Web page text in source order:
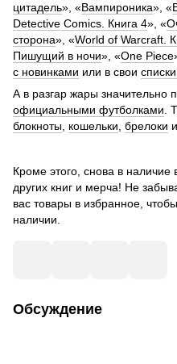
цитадель», «Вампироника», «
Detective Comics. Книга 4», «
сторона», «World of Warcraft.
Пишущий в ночи», «One Piece
с новинками или в свои
А в разгар жары значительно
официальными футболками.
блокноты, кошельки, брелоки и
Кроме этого, снова в наличие
других книг и мерча! Не
вас товары в избранное,
наличии.
Обсуждение